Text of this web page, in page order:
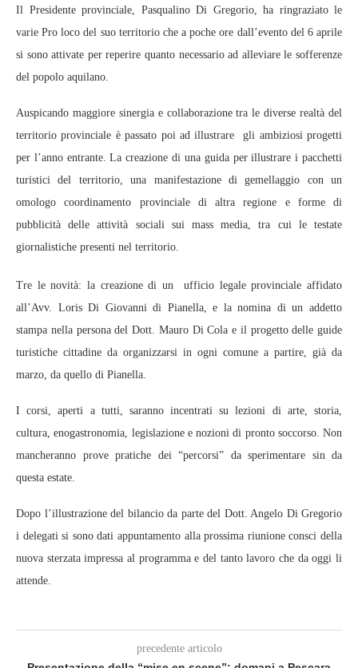
Il Presidente provinciale, Pasqualino Di Gregorio, ha ringraziato le
varie Pro loco del suo territorio che a poche ore dall’evento del 6 aprile
si sono attivate per reperire quanto necessario ad alleviare le sofferenze
del popolo aquilano.
Auspicando maggiore sinergia e collaborazione tra le diverse realtà del
territorio provinciale è passato poi ad illustrare gli ambiziosi progetti
per l’anno entrante. La creazione di una guida per illustrare i pacchetti
turistici del territorio, una manifestazione di gemellaggio con un
omologo coordinamento provinciale di altra regione e forme di
pubblicità delle attività sociali sui mass media, tra cui le testate
giornalistiche presenti nel territorio.
Tre le novità: la creazione di un ufficio legale provinciale affidato
all’Avv. Loris Di Giovanni di Pianella, e la nomina di un addetto
stampa nella persona del Dott. Mauro Di Cola e il progetto delle guide
turistiche cittadine da organizzarsi in ogni comune a partire, già da
marzo, da quello di Pianella.
I corsi, aperti a tutti, saranno incentrati su lezioni di arte, storia,
cultura, enogastronomia, legislazione e nozioni di pronto soccorso. Non
mancheranno prove pratiche dei “percorsi” da sperimentare sin da
questa estate.
Dopo l’illustrazione del bilancio da parte del Dott. Angelo Di Gregorio
i delegati si sono dati appuntamento alla prossima riunione consci della
nuova sterzata impressa al programma e del tanto lavoro che da oggi li
attende.
precedente articolo